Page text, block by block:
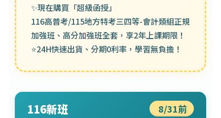
✨現在購買「超級函授」
116高普考/115地方特考三四等-會計類組正規
加強班、高分加強班全套，享2年上課期限！
⭐️24H快速出貨、分期0利率，學習無負擔！
116新班 8/31前